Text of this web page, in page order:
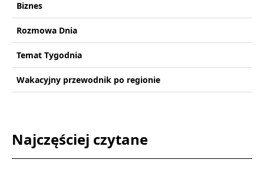
Biznes
Rozmowa Dnia
Temat Tygodnia
Wakacyjny przewodnik po regionie
Najczęściej czytane